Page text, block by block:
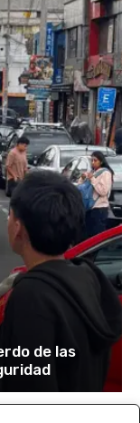
de las